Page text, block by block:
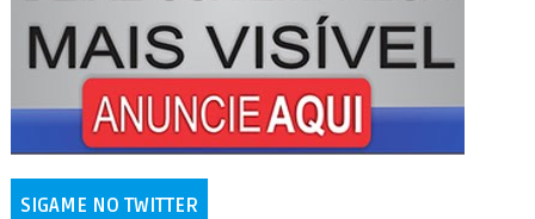
SIGAME NO TWITTER